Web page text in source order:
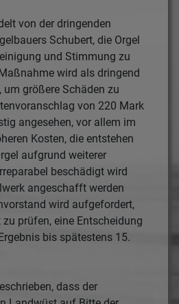
von der dringenden
Schubert, die Orgel
und Stimmung zu
wird als dringend
größere Schäden zu
von 220 Mark
angesehen, vor allem im
Kosten, die entstehen
aufgrund weiterer
beschädigt wird
angeschafft werden
wird aufgefordert,
prüfen, eine Entscheidung
bis spätestens 15.
dass der